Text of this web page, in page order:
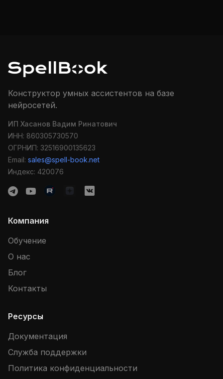
Конструктор умных ассистентов на базе
нейросетей.
ИП Хасанов Вадим Ринатович
ИНН: 860305730570
ОГРНИП: 32516900135623
Email: sales@spell-book.net
Индекс: 420076
Компания
Обучение
О нас
Блог
Контакты
Ресурсы
Документация
Служба поддержки
Политика конфиденциальности